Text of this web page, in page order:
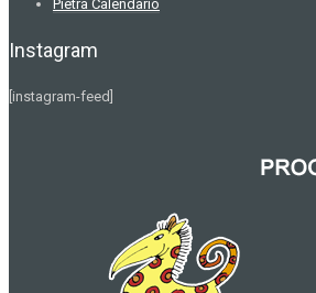
Pietra Calendario
Instagram
[instagram-feed]